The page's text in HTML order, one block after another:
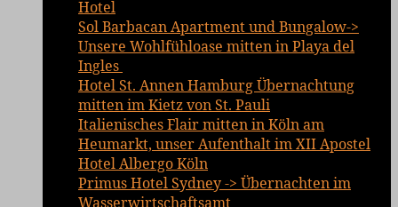
Hotel
Sol Barbacan Apartment und Bungalow->
Unsere Wohlfühloase mitten in Playa del
Ingles
Hotel St. Annen Hamburg Übernachtung
mitten im Kietz von St. Pauli
Italienisches Flair mitten in Köln am
Heumarkt, unser Aufenthalt im XII Apostel
Hotel Albergo Köln
Primus Hotel Sydney -> Übernachten im
Wasserwirtschaftsamt